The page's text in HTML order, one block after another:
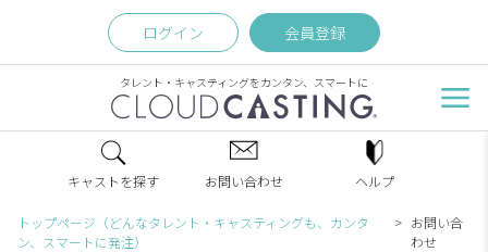
ログイン 会員登録
タレント・キャスティングをカンタン、スマートに
キャストを探す お問い合わせ ヘルプ
トップページ（どんなタレント・キャスティングも、カンタ
ン、スマートに発注）
お問い合
わせ